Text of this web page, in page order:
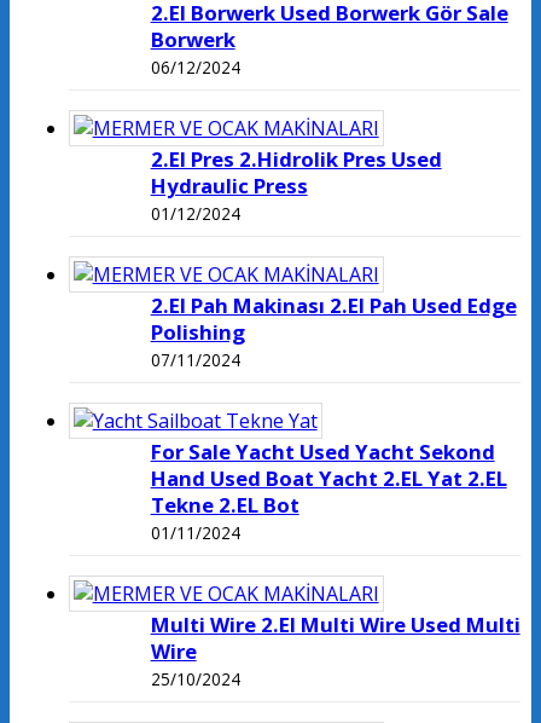
2.El Borwerk Used Borwerk Gör Sale
Borwerk
06/12/2024
2.El Pres 2.Hidrolik Pres Used
Hydraulic Press
01/12/2024
2.El Pah Makinası 2.El Pah Used Edge
Polishing
07/11/2024
For Sale Yacht Used Yacht Sekond
Hand Used Boat Yacht 2.EL Yat 2.EL
Tekne 2.EL Bot
01/11/2024
Multi Wire 2.El Multi Wire Used Multi
Wire
25/10/2024